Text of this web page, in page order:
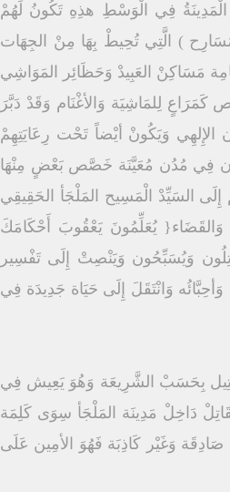
فِي الْوَسْطِ هذِهِ تَكُونُ لَهُمْ
المَسَارِح ) الَّتِي تُحِيطْ بِهَا مِنْ الجِهَات
مَسَاكِنْ العَبِيدْ وَحَظَائِر المَوَاشِي
كَمَرَاعٍ لِلمَاشِيَة وَالأغْنَام وَقَدْ دَبَّرَ
الإِلهِي وَيَكُونْ أيْضاً تَحْت رِعَايَتِهِمْ
فِي مُدُن مُعَيَّنَة خَصَّص بَعْضٍ مِنْهَا
السَيِّدْ الْمَسِيح المَلْجَأ الحَقِيقِي
وَالقَضَاء{ يُعَلِّمُونَ يَعْقُوبَ أَحْكَامَكَ
يُرِتِلُون وَيُسَبِّحُون وَيَنْصِتْ إِلَى تَفْسِير
وَانْتَقَلَ إِلَى حَيَاة جَدِيدَة فِي
بِحَسَبْ الشَّرِيعَة وَهُوَ يَعِيش فِي
دَاخِلْ مَدِينَة المَلْجَأ سِوَى كَلِمَة
صَادِقَة وَغَيْر كَاذِبَة فَهُوَ الأمِين عَلَى